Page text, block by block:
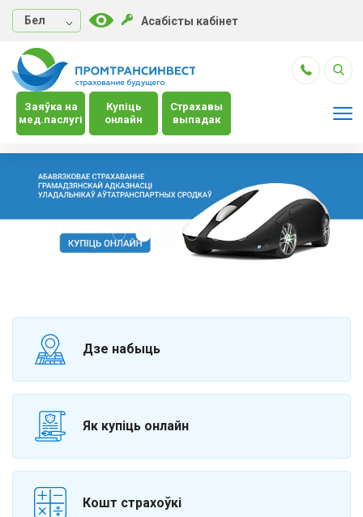
Бел Асабісты кабінет
Заяўка на
мед.паслугі
Купіць
онлайн
Страхавы
выпадак
Дзе набыць
Як купіць онлайн
Кошт страхоўкі